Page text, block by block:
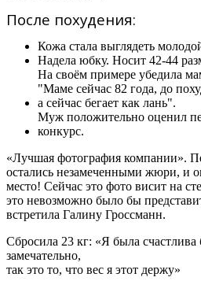
После похудения:
Кожа стала выглядеть
Надела юбку. Носит 42-44
На своём примере убедила
"Маме сейчас 82 года, до
а сейчас бегает как лань".
Муж положительно оценил
конкурс.
«Лучшая фотография компании».
остались незамеченными жюри, и
место! Сейчас это фото висит на
это невозможно было бы
встретила Галину Гроссманн.
Сбросила 23 кг: «Я была
замечательно,
так это то, что вес я этот держу»